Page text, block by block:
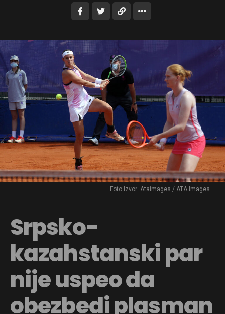
Foto Izvor: Ataimages / ATA Images
Srpsko-
kazahstanski par
nije uspeo da
obezbedi plasman